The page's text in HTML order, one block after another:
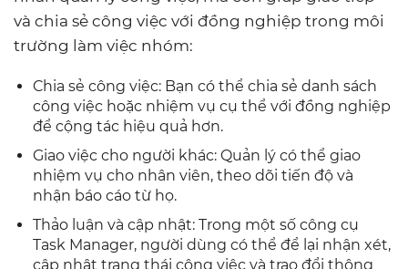
và chia sẻ công việc với đồng nghiệp trong môi
trường làm việc nhóm:
Chia sẻ công việc: Bạn có thể chia sẻ danh sách
công việc hoặc nhiệm vụ cụ thể với đồng nghiệp
để cộng tác hiệu quả hơn.
Giao việc cho người khác: Quản lý có thể giao
nhiệm vụ cho nhân viên, theo dõi tiến độ và
nhận báo cáo từ họ.
Thảo luận và cập nhật: Trong một số công cụ
Task Manager, người dùng có thể để lại nhận xét,
cập nhật trạng thái công việc và trao đổi thông